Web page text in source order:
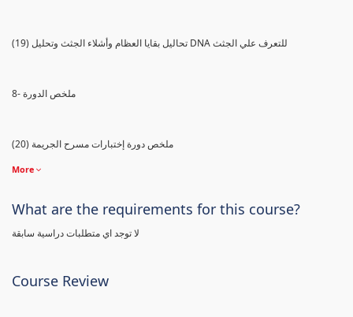
(19) تحاليل بقايا العظام وأشلاء الجثث وتحليل DNA للتعرف علي الجثث
8- ملخص الدورة
(20) ملخص دورة إختبارات مسرح الجريمة
More
What are the requirements for this course?
لا توجد اي متطلبات دراسية سابقة
Course Review